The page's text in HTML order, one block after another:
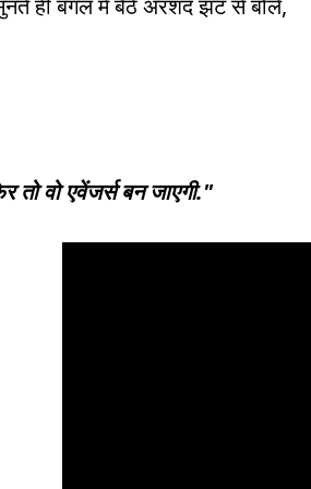
ही बगल में बैठे अरशद झट से बोले,
तो वो एवेंजर्स बन जाएगी."